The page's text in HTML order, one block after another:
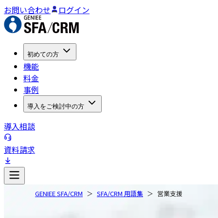
お問い合わせ ログイン
初めての方
機能
料金
事例
導入をご検討中の方
導入相談
資料請求
GENIEE SFA/CRM SFA/CRM 用語集 営業支援